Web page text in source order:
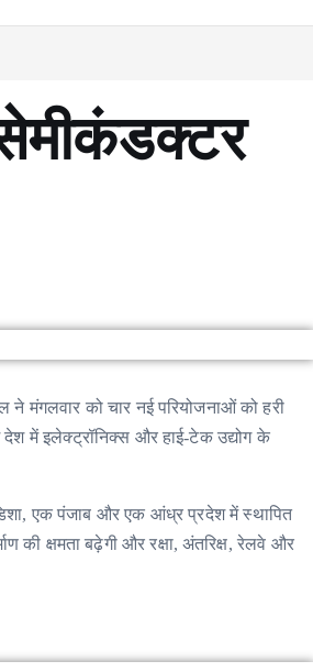
ने मंगलवार को चार नई परियोजनाओं को हरी
में इलेक्ट्रॉनिक्स और हाई-टेक उद्योग के
एक पंजाब और एक आंध्र प्रदेश में स्थापित
की क्षमता बढ़ेगी और रक्षा, अंतरिक्ष, रेलवे और